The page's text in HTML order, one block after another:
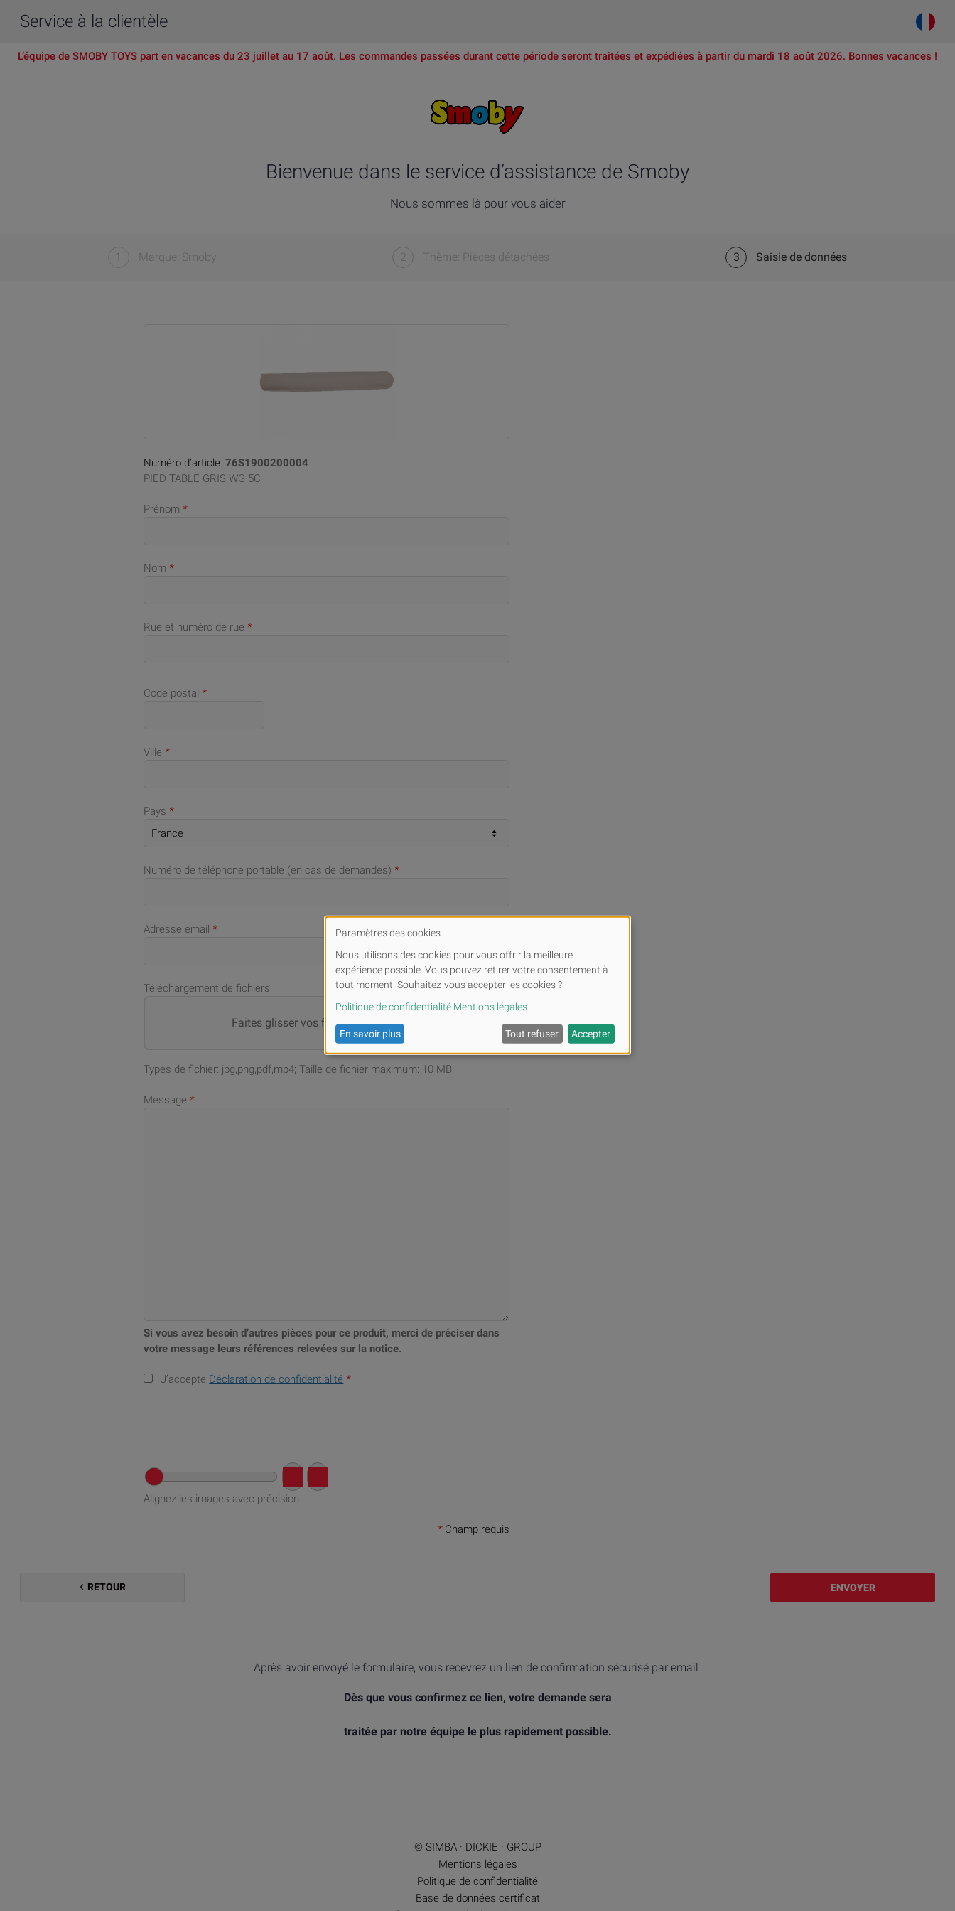
Service à la clientèle
L’équipe de SMOBY TOYS part en vacances du 23 juillet au 17 août. Les commandes passées durant cette période seront traitées et expédiées à partir du mardi 18 août 2026. Bonnes vacances !
Bienvenue dans le service d’assistance de Smoby
Nous sommes là pour vous aider
1 Marque: Smoby 2 Thème: Pièces détachées 3 Saisie de données
Numéro d’article:76S1900200004
PIED TABLE GRIS WG 5C
Prénom *
Nom *
Rue et numéro de rue *
Code postal *
Ville *
Pays *
Numéro de téléphone portable (en cas de demandes) *
Adresse email *
Téléchargement de fichiers
Faites glisser vos fichiers ouParcourir
Types de fichier: jpg,png,pdf,mp4; Taille de fichier maximum: 10 MB
Message *
Si vous avez besoin d’autres pièces pour ce produit, merci de préciser dans
votre message leurs références relevées sur la notice.
J’accepte Déclaration de confidentialité *
Alignez les images avec précision
*Champ requis
RETOUR ENVOYER
Après avoir envoyé le formulaire, vous recevrez un lien de confirmation sécurisé par email.
Dès que vous confirmez ce lien, votre demande sera
traitée par notre équipe le plus rapidement possible.
© SIMBA · DICKIE · GROUP
Mentions légales
Politique de confidentialité
Base de données certificat